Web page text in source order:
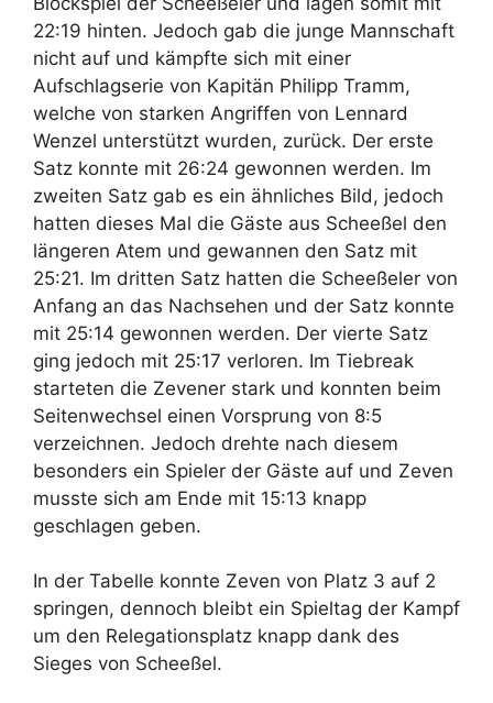
22:19 hinten. Jedoch gab die junge Mannschaft
nicht auf und kämpfte sich mit einer
Aufschlagserie von Kapitän Philipp Tramm,
welche von starken Angriffen von Lennard
Wenzel unterstützt wurden, zurück. Der erste
Satz konnte mit 26:24 gewonnen werden. Im
zweiten Satz gab es ein ähnliches Bild, jedoch
hatten dieses Mal die Gäste aus Scheeßel den
längeren Atem und gewannen den Satz mit
25:21. Im dritten Satz hatten die Scheeßeler von
Anfang an das Nachsehen und der Satz konnte
mit 25:14 gewonnen werden. Der vierte Satz
ging jedoch mit 25:17 verloren. Im Tiebreak
starteten die Zevener stark und konnten beim
Seitenwechsel einen Vorsprung von 8:5
verzeichnen. Jedoch drehte nach diesem
besonders ein Spieler der Gäste auf und Zeven
musste sich am Ende mit 15:13 knapp
geschlagen geben.
In der Tabelle konnte Zeven von Platz 3 auf 2
springen, dennoch bleibt ein Spieltag der Kampf
um den Relegationsplatz knapp dank des
Sieges von Scheeßel.